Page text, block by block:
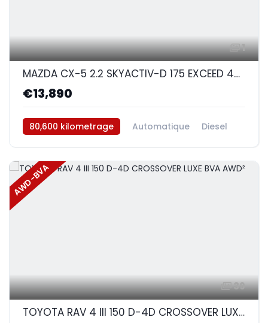
1
MAZDA CX-5 2.2 SKYACTIV-D 175 EXCEED 4X4 BVA6
€13,890
80,600 kilometrage Automatique
Diesel
AWD-BVA
39
TOYOTA RAV 4 III 150 D-4D CROSSOVER LUXE BVA AWD²